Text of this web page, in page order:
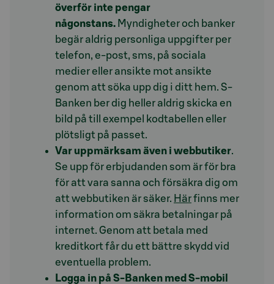
överför inte pengar
någonstans. Myndigheter och banker
begär aldrig personliga uppgifter per
telefon, e-post, sms, på sociala
medier eller ansikte mot ansikte
genom att söka upp dig i ditt hem. S-
Banken ber dig heller aldrig skicka en
bild på till exempel kodtabellen eller
plötsligt på passet.
Var uppmärksam även i webbutiker.
Se upp för erbjudanden som är för bra
för att vara sanna och försäkra dig om
att webbutiken är säker. Härfinns mer
information om säkra betalningar på
internet. Genom att betala med
kreditkort får du ett bättre skydd vid
eventuella problem.
Logga in på S-Banken med S-mobil